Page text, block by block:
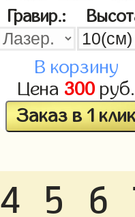
Гравир.:
В корзину
Цена 300руб.
Заказ в 1
4 5 6